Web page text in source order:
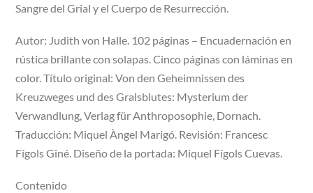
Sangre del Grial y el Cuerpo de Resurrección.
Autor: Judith von Halle. 102 páginas – Encuadernación en
rústica brillante con solapas. Cinco páginas con láminas en
color. Título original: Von den Geheimnissen des
Kreuzweges und des Gralsblutes: Mysterium der
Verwandlung, Verlag für Anthroposophie, Dornach.
Traducción: Miquel Àngel Marigó. Revisión: Francesc
Fígols Giné. Diseño de la portada: Miquel Fígols Cuevas.
Contenido